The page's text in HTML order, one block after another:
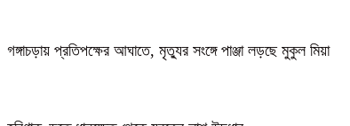
গঙ্গাচড়ায় প্রতিপক্ষের আঘাতে, মৃত্যুর সংঙ্গে পাঞ্জা লড়ছে মুকুল মিয়া